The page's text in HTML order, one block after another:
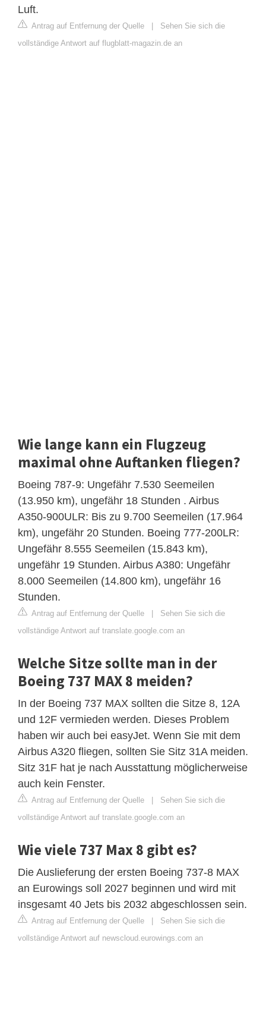
Luft.
Antrag auf Entfernung der Quelle | Sehen Sie sich die
vollständige Antwort auf flugblatt-magazin.de an
Wie lange kann ein Flugzeug
maximal ohne Auftanken fliegen?
Boeing 787-9: Ungefähr 7.530 Seemeilen
(13.950 km), ungefähr 18 Stunden . Airbus
A350-900ULR: Bis zu 9.700 Seemeilen (17.964
km), ungefähr 20 Stunden. Boeing 777-200LR:
Ungefähr 8.555 Seemeilen (15.843 km),
ungefähr 19 Stunden. Airbus A380: Ungefähr
8.000 Seemeilen (14.800 km), ungefähr 16
Stunden.
Antrag auf Entfernung der Quelle | Sehen Sie sich die
vollständige Antwort auf translate.google.com an
Welche Sitze sollte man in der
Boeing 737 MAX 8 meiden?
In der Boeing 737 MAX sollten die Sitze 8, 12A
und 12F vermieden werden. Dieses Problem
haben wir auch bei easyJet. Wenn Sie mit dem
Airbus A320 fliegen, sollten Sie Sitz 31A meiden.
Sitz 31F hat je nach Ausstattung möglicherweise
auch kein Fenster.
Antrag auf Entfernung der Quelle | Sehen Sie sich die
vollständige Antwort auf translate.google.com an
Wie viele 737 Max 8 gibt es?
Die Auslieferung der ersten Boeing 737-8 MAX
an Eurowings soll 2027 beginnen und wird mit
insgesamt 40 Jets bis 2032 abgeschlossen sein.
Antrag auf Entfernung der Quelle | Sehen Sie sich die
vollständige Antwort auf newscloud.eurowings.com an